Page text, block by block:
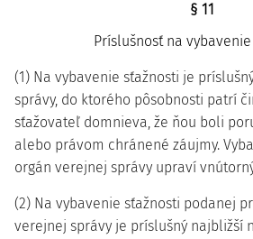
§ 11
Príslušnosť na
(1) Na vybavenie sťažnosti je
správy, do ktorého pôsobnosti patrí
sťažovateľ domnieva, že ňou boli
alebo právom chránené záujmy.
orgán verejnej správy upraví
(2) Na vybavenie sťažnosti podanej
verejnej správy je príslušný najbližší